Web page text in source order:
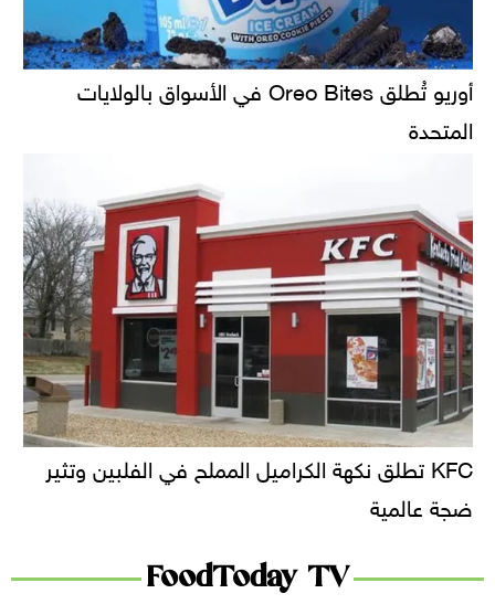
أوريو تُطلق Oreo Bites في الأسواق بالولايات
المتحدة
KFC تطلق نكهة الكراميل المملح في الفلبين وتثير
ضجة عالمية
FoodToday TV